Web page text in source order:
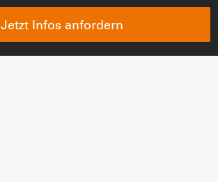
Jetzt Infos anfordern